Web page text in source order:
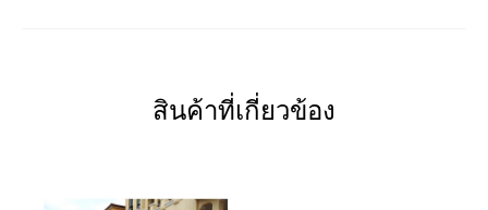
สินค้าที่เกี่ยวข้อง